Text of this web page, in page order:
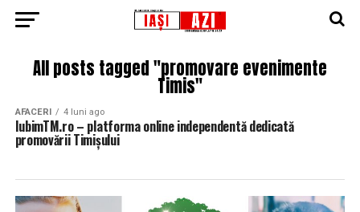
All posts tagged "promovare evenimente
Timis"
AFACERI 4 luni ago
IubimTM.ro – platforma online independentă dedicată
promovării Timișului